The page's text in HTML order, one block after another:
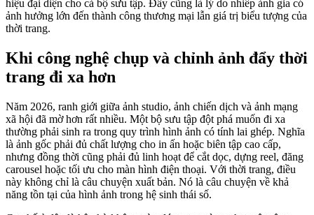
hiệu đại diện cho cả bộ sưu tập. Đây cũng là lý do nhiếp ảnh gia có
ảnh hưởng lớn đến thành công thương mại lẫn giá trị biểu tượng của
thời trang.
Khi công nghệ chụp và chỉnh ảnh đẩy thời
trang đi xa hơn
Năm 2026, ranh giới giữa ảnh studio, ảnh chiến dịch và ảnh mạng
xã hội đã mờ hơn rất nhiều. Một bộ sưu tập đột phá muốn đi xa
thường phải sinh ra trong quy trình hình ảnh có tính lai ghép. Nghĩa
là ảnh gốc phải đủ chất lượng cho in ấn hoặc biên tập cao cấp,
nhưng đồng thời cũng phải đủ linh hoạt để cắt dọc, dựng reel, đăng
carousel hoặc tối ưu cho màn hình điện thoại. Với thời trang, điều
này không chỉ là câu chuyện xuất bản. Nó là câu chuyện về khả
năng tồn tại của hình ảnh trong hệ sinh thái số.